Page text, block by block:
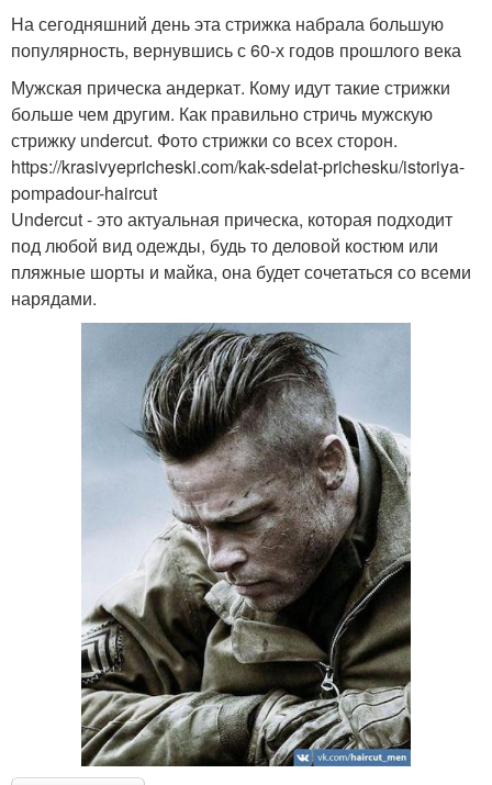
На сегодняшний день эта стрижка набрала большую
популярность, вернувшись с 60-х годов прошлого века
Мужская прическа андеркат. Кому идут такие стрижки
больше чем другим. Как правильно стричь мужскую
стрижку undercut. Фото стрижки со всех сторон.
https://krasivyepricheski.com/kak-sdelat-prichesku/istoriya-
pompadour-haircut
Undercut - это актуальная прическа, которая подходит
под любой вид одежды, будь то деловой костюм или
пляжные шорты и майка, она будет сочетаться со всеми
нарядами.